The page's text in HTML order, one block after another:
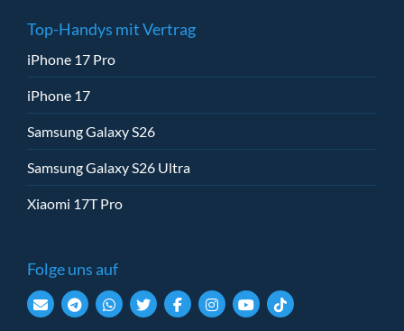
Top-Handys mit Vertrag
iPhone 17 Pro
iPhone 17
Samsung Galaxy S26
Samsung Galaxy S26 Ultra
Xiaomi 17T Pro
Folge uns auf